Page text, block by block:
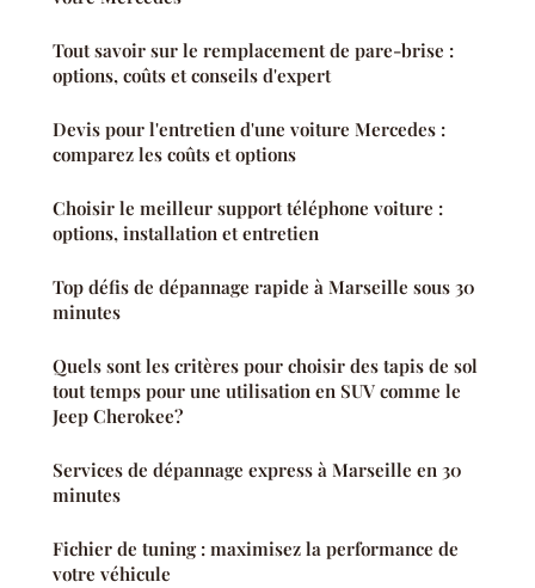
Tout savoir sur le remplacement de pare-brise :
options, coûts et conseils d'expert
Devis pour l'entretien d'une voiture Mercedes :
comparez les coûts et options
Choisir le meilleur support téléphone voiture :
options, installation et entretien
Top défis de dépannage rapide à Marseille sous 30
minutes
Quels sont les critères pour choisir des tapis de sol
tout temps pour une utilisation en SUV comme le
Jeep Cherokee?
Services de dépannage express à Marseille en 30
minutes
Fichier de tuning : maximisez la performance de
votre véhicule